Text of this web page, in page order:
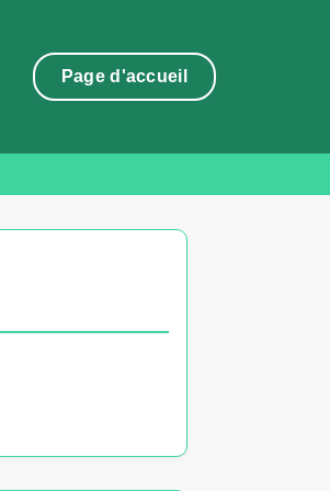
Page d'accueil